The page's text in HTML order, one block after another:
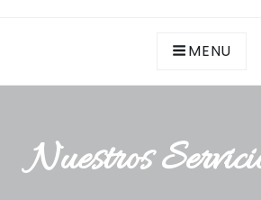
MENU
Nuestros